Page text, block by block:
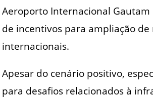
Aeroporto Internacional Gautam
de incentivos para ampliação de
internacionais.
Apesar do cenário positivo,
para desafios relacionados à